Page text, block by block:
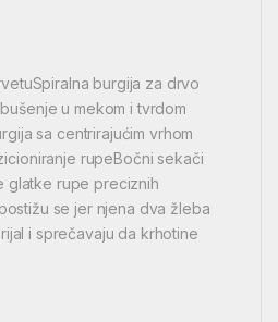
burgija za drvo
u mekom i tvrdom
sa centrirajućim vrhom
rupeBočni sekači
glatke rupe preciznih
se jer njena dva žleba
i sprečavaju da krhotine